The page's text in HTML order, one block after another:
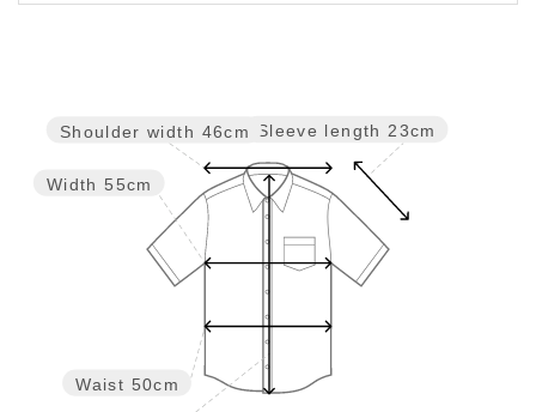
Sleeve length 23cm
Waist 50cm
Width 55cm
Shoulder width 46cm